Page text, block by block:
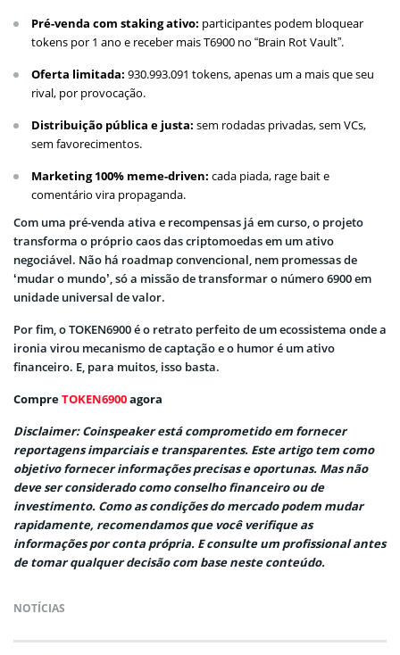
Pré-venda com staking ativo: participantes podem bloquear
tokens por 1 ano e receber mais T6900 no “Brain Rot Vault”.
Oferta limitada: 930.993.091 tokens, apenas um a mais que seu
rival, por provocação.
Distribuição pública e justa: sem rodadas privadas, sem VCs,
sem favorecimentos.
Marketing 100% meme-driven: cada piada, rage bait e
comentário vira propaganda.
Com uma pré-venda ativa e recompensas já em curso, o projeto
transforma o próprio caos das criptomoedas em um ativo
negociável. Não há roadmap convencional, nem promessas de
‘mudar o mundo’, só a missão de transformar o número 6900 em
unidade universal de valor.
Por fim, o TOKEN6900 é o retrato perfeito de um ecossistema onde a
ironia virou mecanismo de captação e o humor é um ativo
financeiro. E, para muitos, isso basta.
CompreTOKEN6900agora
Disclaimer: Coinspeaker está comprometido em fornecer
reportagens imparciais e transparentes. Este artigo tem como
objetivo fornecer informações precisas e oportunas. Mas não
deve ser considerado como conselho financeiro ou de
investimento. Como as condições do mercado podem mudar
rapidamente, recomendamos que você verifique as
informações por conta própria. E consulte um profissional antes
de tomar qualquer decisão com base neste conteúdo.
NOTÍCIAS